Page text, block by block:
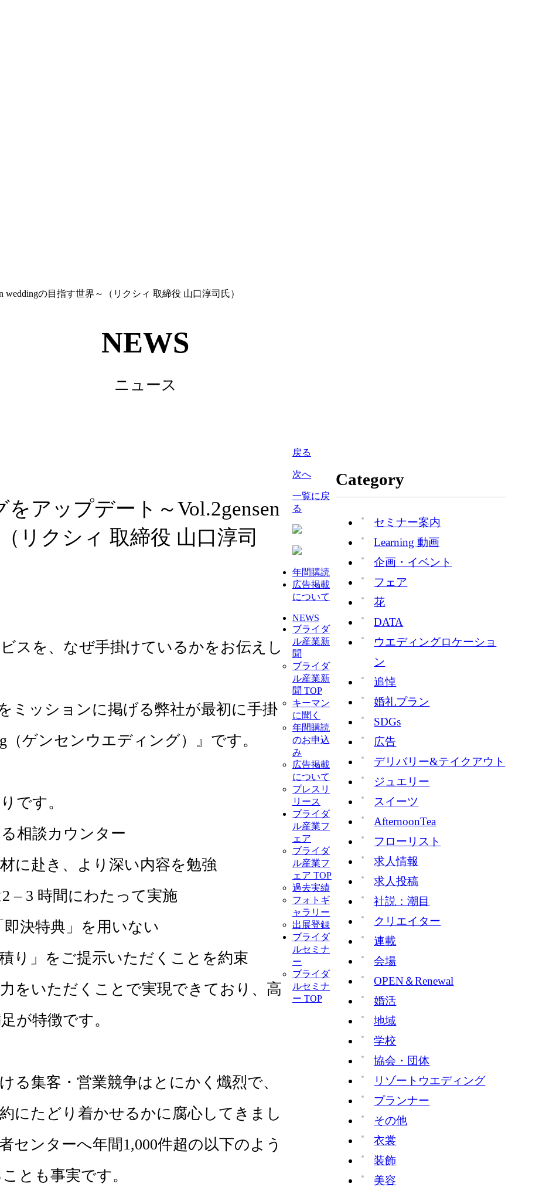
weddingの目指す世界～（リクシィ 取締役 山口淳司氏）
NEWS
ニュース
をアップデート～Vol.2gensen
リクシィ 取締役 山口淳司
を、なぜ手掛けているかをお伝えし
ミッションに掲げる弊社が最初に手掛
（ゲンセンウエディング）』です。
です。
相談カウンター
に赴き、より深い内容を勉強
– 3 時間にわたって実施
即決特典」を用いない
り」をご提示いただくことを約束
をいただくことで実現できており、高
が特徴です。
集客・営業競争はとにかく熾烈で、
にたどり着かせるかに腐心してきまし
センターへ年間1,000件超の以下のよう
とも事実です。
Category
セミナー案内
Learning 動画
企画・イベント
フェア
花
DATA
ウエディングロケーショ
ン
追悼
婚礼プラン
SDGs
広告
デリバリー&テイクアウト
ジュエリー
スイーツ
AfternoonTea
フローリスト
求人情報
求人投稿
社説：潮目
クリエイター
連載
会場
OPEN＆Renewal
婚活
地域
学校
協会・団体
リゾートウエディング
プランナー
その他
衣裳
装飾
美容
戻る
次へ
一覧に戻
る
年間購読
広告掲載
について
NEWS
ブライダ
ル産業新
聞
ブライダ
ル産業新
聞 TOP
キーマン
に聞く
年間購読
のお申込
み
広告掲載
について
プレスリ
リース
ブライダ
ル産業フ
ェア
ブライダ
ル産業フ
ェア TOP
過去実績
フォトギ
ャラリー
出展登録
ブライダ
ルセミナ
ー
ブライダ
ルセミナ
ー TOP